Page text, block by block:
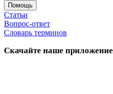
Помощь
Статьи
Вопрос-ответ
Словарь терминов
Скачайте наше приложение